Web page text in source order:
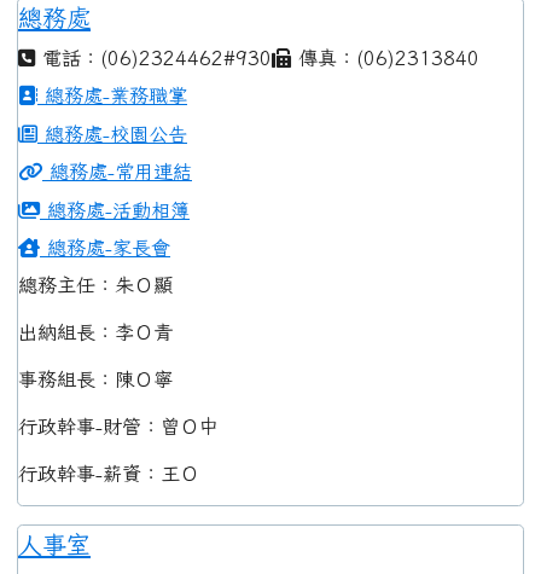
總務處
電話：(06)2324462#930
傳真：(06)2313840
總務處-業務職掌
總務處-校園公告
總務處-常用連結
總務處-活動相簿
總務處-家長會
總務主任：朱Ｏ顯
出納組長：李Ｏ青
事務組長：陳Ｏ寧
行政幹事-財管：曾Ｏ中
行政幹事-薪資：王Ｏ
人事室